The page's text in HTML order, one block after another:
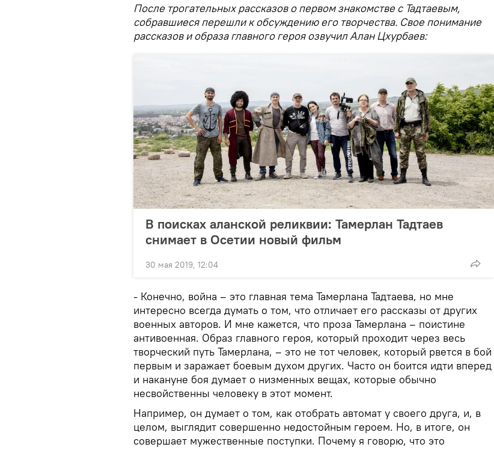
После трогательных рассказов о первом знакомстве с Тадтаевым,
собравшиеся перешли к обсуждению его творчества. Свое понимание
рассказов и образа главного героя озвучил Алан Цхурбаев:
В поисках аланской реликвии: Тамерлан Тадтаев
снимает в Осетии новый фильм
30 мая 2019, 12:04
- Конечно, война – это главная тема Тамерлана Тадтаева, но мне
интересно всегда думать о том, что отличает его рассказы от других
военных авторов. И мне кажется, что проза Тамерлана – поистине
антивоенная. Образ главного героя, который проходит через весь
творческий путь Тамерлана, – это не тот человек, который рвется в бой
первым и заражает боевым духом других. Часто он боится идти вперед
и накануне боя думает о низменных вещах, которые обычно
несвойственны человеку в этот момент.
Например, он думает о том, как отобрать автомат у своего друга, и, в
целом, выглядит совершенно недостойным героем. Но, в итоге, он
совершает мужественные поступки. Почему я говорю, что это